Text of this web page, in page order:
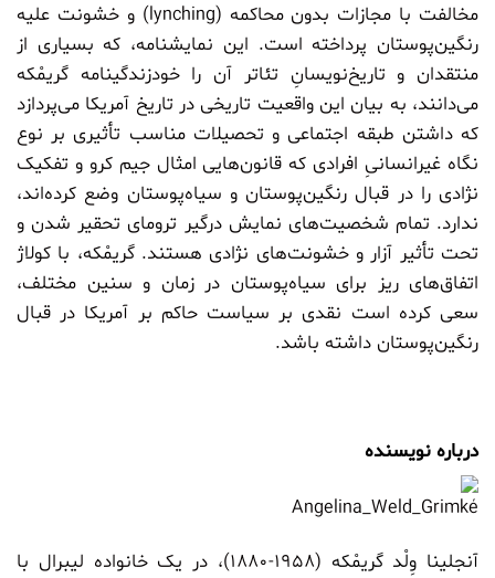
مخالفت با مجازات بدون محاکمه (lynching) و خشونت علیه
رنگین‌پوستان پرداخته است. این نمایشنامه، که بسیاری از
منتقدان و تاریخ‌نویسانِ تئاتر آن را خودزندگینامه گریمْکه
می‌دانند، به بیان این واقعیت تاریخی در تاریخ آمریکا می‌پردازد
که داشتن طبقه اجتماعی و تحصیلات مناسب تأثیری بر نوع
نگاه غیرانسانیِ افرادی که قانون‌هایی امثال جیم کرو و تفکیک
نژادی را در قبال رنگین‌پوستان و سیاه‌پوستان وضع کرده‌اند،
ندارد. تمام شخصیت‌های نمایش درگیر ترومای تحقیر شدن و
تحت تأثیر آزار و خشونت‌های نژادی هستند. گریمْکه، با کولاژ
اتفاق‌های ریز برای سیاه‌پوستان در زمان و سنین مختلف،
سعی کرده است نقدی بر سیاست حاکم بر آمریکا در قبال
رنگین‌پوستان داشته باشد.
درباره نویسنده
آنجلینا وِلْد گریمْکه
(۱۹۵۸-۱۸۸۰)، در یک خانواده لیبرال با